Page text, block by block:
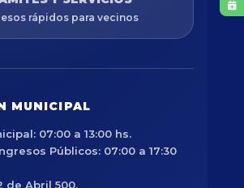
rápidos para vecinos
MUNICIPAL
07:00 a 13:00 hs.
Públicos: 07:00 a 17:30
de Abril 500.